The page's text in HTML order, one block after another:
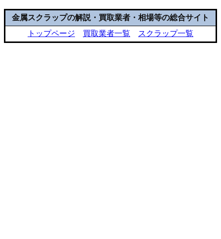
金属スクラップの解説・買取業者・相場等の総合サイト
トップページ
買取業者一覧 スクラップ一覧